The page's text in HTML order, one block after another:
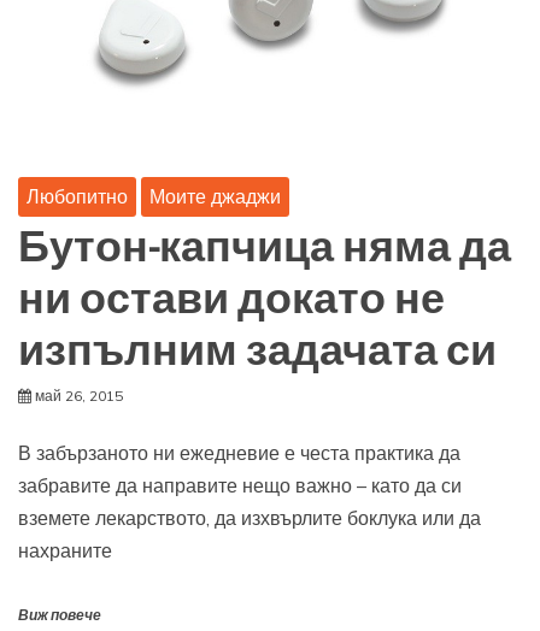
Любопитно Моите джаджи
Бутон-капчица няма да
ни остави докато не
изпълним задачата си
май 26, 2015
В забързаното ни ежедневие е честа практика да
забравите да направите нещо важно – като да си
вземете лекарството, да изхвърлите боклука или да
нахраните
Виж повече